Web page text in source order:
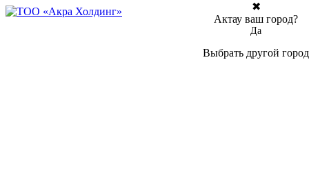
✖
Актау ваш город?
Да
Выбрать другой город